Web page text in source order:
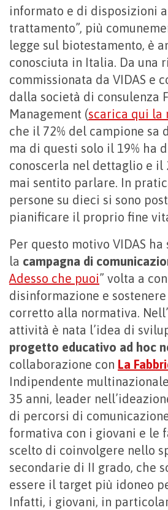
informato e di disposizioni
trattamento”, più
legge sul biotestamento, è
conosciuta in Italia. Da una
commissionata da VIDAS e
dalla società di consulenza
Management (scarica qui la
che il 72% del campione sa
ma di questi solo il 19% ha
conoscerla nel dettaglio e il
mai sentito parlare. In
persone su dieci si sono
pianificare il proprio fine
Per questo motivo VIDAS
la campagna di
Adesso che puoi” volta a
disinformazione e sostenere
corretto alla normativa.
attività è nata l’idea di
progetto educativo ad hoc
collaborazione con La
Indipendente
35 anni, leader
di percorsi di
formativa con i giovani e le
scelto di coinvolgere nello
secondarie di II grado, che
essere il target più idoneo
Infatti, i giovani, in